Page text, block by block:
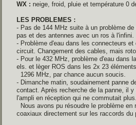
WX : neige, froid, pluie et température 0
LES PROBLEMES :
- Pas de 144 MHz suite à un problème
pas et des antennes avec un ros à l'infini.
- Problème d'eau dans les connecteurs
circuit. Changement des cables, mais
- Pour le 432 MHz, problème d'eau dans
els. et lèger ROS dans les 2x 23
1296 MHz, par chance aucun soucis.
- Dimanche matin, soudainement panne
contact. Après recherche de la panne, il
l'ampli en réception qui ne commutait plus.
Nous avons pu résoudre le problème en
coaxiaux directement sur les raccords du